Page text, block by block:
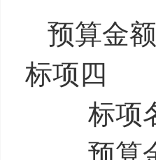
预算金
标项四
标项名